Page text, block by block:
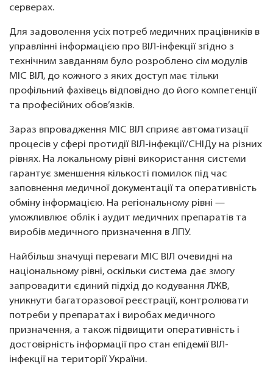
серверах.
Для задоволення усіх потреб медичних працівників в
управлінні інформацією про ВІЛ-інфекції згідно з
технічним завданням було розроблено сім модулів
МІС ВІЛ, до кожного з яких доступ має тільки
профільний фахівець відповідно до його компетенції
та професійних обов’язків.
Зараз впровадження МІС ВІЛ сприяє автоматизації
процесів у сфері протидії ВІЛ-інфекції/СНІДу на різних
рівнях. На локальному рівні використання системи
гарантує зменшення кількості помилок під час
заповнення медичної документації та оперативність
обміну інформацією. На регіональному рівні —
уможливлює облік і аудит медичних препаратів та
виробів медичного призначення в ЛПУ.
Найбільш значущі переваги МІС ВІЛ очевидні на
національному рівні, оскільки система дає змогу
запровадити єдиний підхід до кодування ЛЖВ,
уникнути багаторазової реєстрації, контролювати
потреби у препаратах і виробах медичного
призначення, а також підвищити оперативність і
достовірність інформації про стан епідемії ВІЛ-
інфекції на території України.